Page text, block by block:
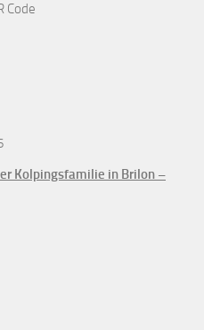
Kolpingsfamilie in Brilon –